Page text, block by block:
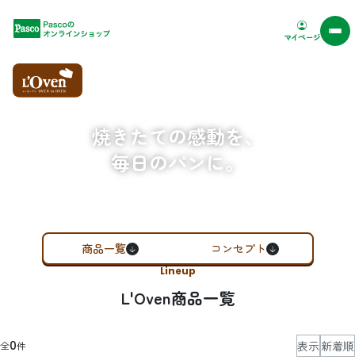
Pascoオンラインショップ マイページ
焼きたての感動を、
毎日のパンに。
商品一覧 コンセプト
Lineup
L'Oven商品一覧
全0件 表示 新着順